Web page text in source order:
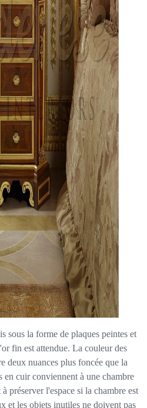
sous la forme de plaques peintes et
fin est attendue. La couleur des
deux nuances plus foncée que la
en cuir conviennent à une chambre
préserver l'espace si la chambre est
et les objets inutiles ne doivent pas